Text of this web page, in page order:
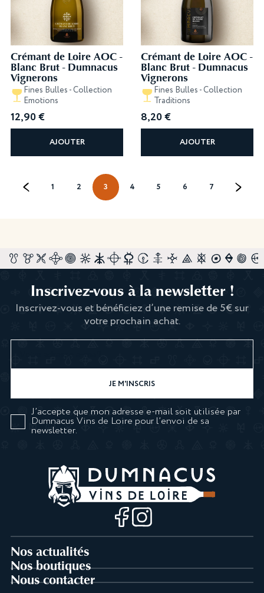
Crémant de Loire AOC -
Blanc Brut - Dumnacus
Vignerons
Fines Bulles - Collection
Emotions
12,90€
AJOUTER
Crémant de Loire AOC -
Blanc Brut - Dumnacus
Vignerons
Fines Bulles - Collection
Traditions
8,20€
AJOUTER
← 1 2 3 4 5 6 7 →
Inscrivez-vous à la newsletter !
Inscrivez-vous et bénéficiez d’une remise de 5€ sur
votre prochain achat.
J’accepte que mon adresse e-mail soit utilisée par
Dumnacus Vins de Loire pour l’envoi de sa
newsletter.
Nos actualités
Nos boutiques
Nous contacter